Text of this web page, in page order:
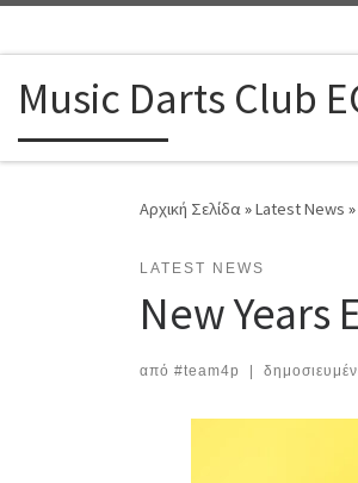
Music Darts Club
Αρχική Σελίδα»Latest News »
LATEST NEWS
New
από #team4p